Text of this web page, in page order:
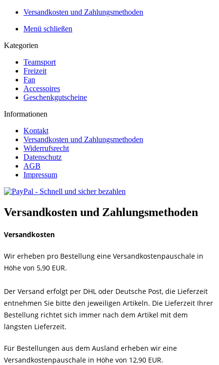
Versandkosten und Zahlungsmethoden
Menü schließen
Kategorien
Teamsport
Freizeit
Fan
Accessoires
Geschenkgutscheine
Informationen
Kontakt
Versandkosten und Zahlungsmethoden
Widerrufsrecht
Datenschutz
AGB
Impressum
Versandkosten und Zahlungsmethoden
Versandkosten
Wir erheben pro Bestellung eine Versandkostenpauschale in
Höhe von 5,90 EUR.
Der Versand erfolgt per DHL oder Deutsche Post, die Lieferzeit
entnehmen Sie bitte den jeweiligen Artikeln. Die Lieferzeit Ihrer
Bestellung richtet sich immer nach dem Artikel mit dem
längsten Lieferzeit.
Für Bestellungen aus dem Ausland erheben wir eine
Versandkostenpauschale in Höhe von 12,90 EUR.